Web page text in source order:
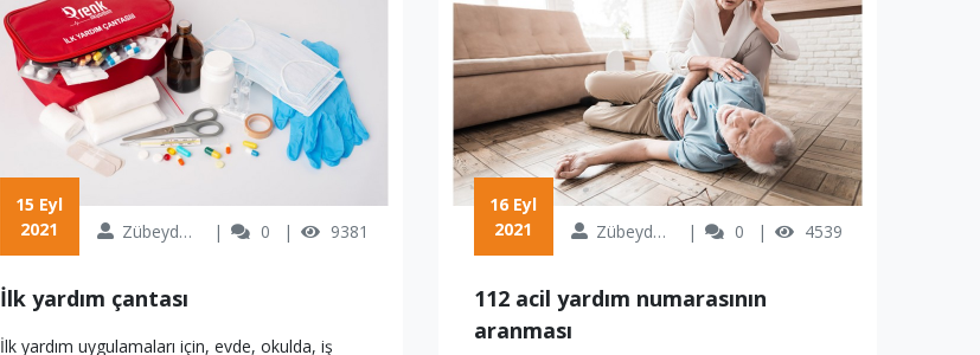
Zübeyde Özkan 0 9381
2021
İlk yardım çantası
İlk yardım uygulamaları için, evde, okulda, iş
Zübeyde Özkan 0 4539
2021
112 acil yardım numarasının
aranması